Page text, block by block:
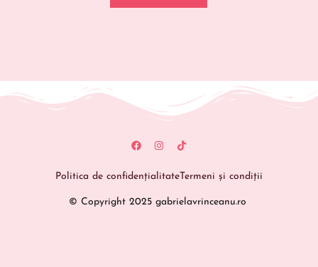
Politica de confidențialitateTermeni și condiții
© Copyright 2025 gabrielavrinceanu.ro